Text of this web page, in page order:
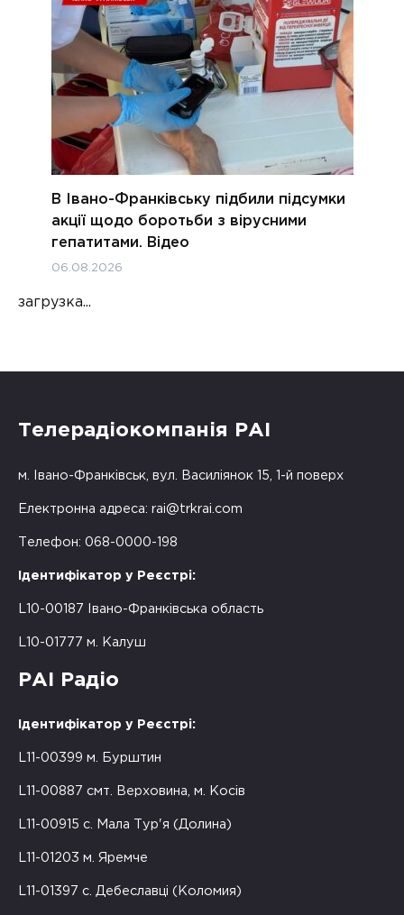
В Івано-Франківську підбили підсумки
акції щодо боротьби з вірусними
гепатитами. Відео
06.08.2026
загрузка...
Телерадіокомпанія РАІ
м. Івано-Франківськ, вул. Василіянок 15, 1-й поверх
Електронна адреса: rai@trkrai.com
Телефон: 068-0000-198
Ідентифікатор у Реєстрі:
L10-00187 Івано-Франківська область
L10-01777 м. Калуш
РАІ Радіо
Ідентифікатор у Реєстрі:
L11-00399 м. Бурштин
L11-00887 смт. Верховина, м. Косів
L11-00915 с. Мала Тур'я (Долина)
L11-01203 м. Яремче
L11-01397 с. Дебеславці (Коломия)